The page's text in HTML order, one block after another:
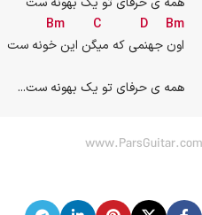
Bm
C D
Bm
اون جهنمی که میگن این خونه ست
...همه ی حرفای تو یک بهونه ست
www.ParsGuitar.com